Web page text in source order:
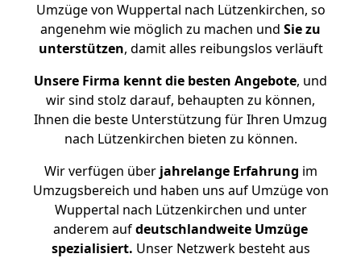
Umzüge von Wuppertal nach Lützenkirchen, so
angenehm wie möglich zu machen und Sie zu
unterstützen, damit alles reibungslos verläuft
Unsere Firma kennt die besten Angebote, und
wir sind stolz darauf, behaupten zu können,
Ihnen die beste Unterstützung für Ihren Umzug
nach Lützenkirchen bieten zu können.
Wir verfügen überjahrelange Erfahrung im
Umzugsbereich und haben uns auf Umzüge von
Wuppertal nach Lützenkirchen und unter
anderem aufdeutschlandweite Umzüge
spezialisiert. Unser Netzwerk besteht aus